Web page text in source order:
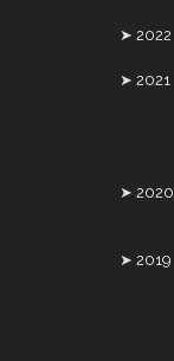
2022
2021
2020
2019